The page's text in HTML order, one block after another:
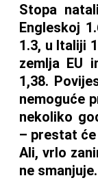
Stopa
Engleskoj
1.3, u Italiji
zemlja EU
1,38.
nemoguće
nekoliko
– prestat
Ali, vrlo
ne